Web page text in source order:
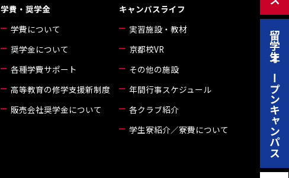
留学生オープンキャンパス
学費・奨学金
学費について
奨学金について
各種学費サポート
高等教育の修学支援新制度
販売会社奨学金について
キャンパスライフ
実習施設・教材
京都校VR
その他の施設
年間行事スケジュール
各クラブ紹介
学生寮紹介／寮費について